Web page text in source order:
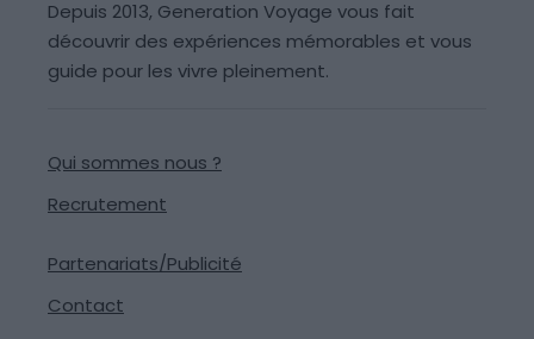
Depuis 2013, Generation Voyage vous fait
découvrir des expériences mémorables et vous
guide pour les vivre pleinement.
Qui sommes nous ?
Recrutement
Partenariats/Publicité
Contact